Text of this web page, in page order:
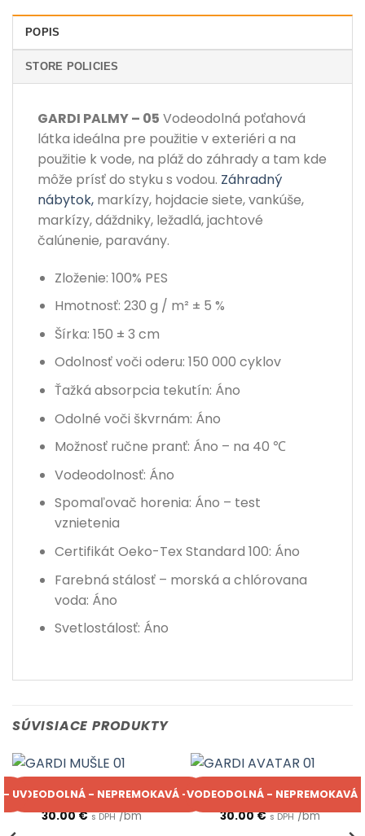
POPIS
STORE POLICIES
GARDI PALMY – 05 Vodeodolná poťahová
látka ideálna pre použitie v exteriéri a na
použitie k vode, na pláž do záhrady a tam kde
môže prísť do styku s vodou. Záhradný
nábytok, markízy, hojdacie siete, vankúše,
markízy, dáždniky, ležadlá, jachtové
čalúnenie, paravány.
Zloženie: 100% PES
Hmotnosť: 230 g / m² ± 5 %
Šírka: 150 ± 3 cm
Odolnosť voči oderu: 150 000 cyklov
Ťažká absorpcia tekutín: Áno
Odolné voči škvrnám: Áno
Možnosť ručne pranť: Áno – na 40 ℃
Vodeodolnosť: Áno
Spomaľovač horenia: Áno – test
vznietenia
Certifikát Oeko-Tex Standard 100: Áno
Farebná stálosť – morská a chlórovana
voda: Áno
Svetlostálosť: Áno
SÚVISIACE PRODUKTY
VODEODOLNÁ - NEPREMOKAVÁ - UV
GARDI
GARDI MUŠLE 01
30.00€ s DPH/bm
VODEODOLNÁ - NEPREMOKAVÁ
GARDI
GARDI AVATAR 01
30.00€ s DPH/bm
- UV